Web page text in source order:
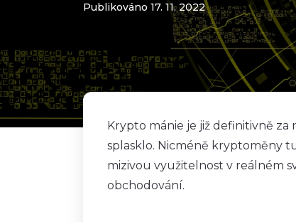
Publikováno 17. 11. 2022
Krypto mánie je již definitivně
splasklo. Nicméně kryptoměny
mizivou využitelnost v reálném
obchodování.